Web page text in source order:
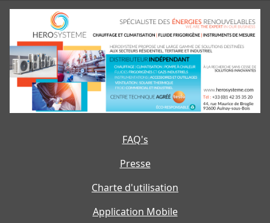
FAQ's
Presse
Charte d'utilisation
Application Mobile